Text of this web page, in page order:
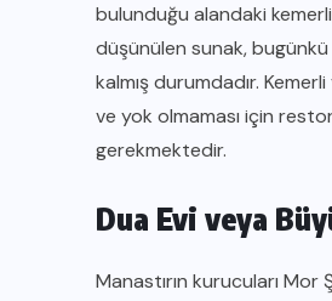
bulunduğu alandaki kemerli
düşünülen sunak, bugünkü
kalmış durumdadır.
ve yok olmaması için
gerekmektedir.
Dua Evi veya
Manastırın kurucuları Mor